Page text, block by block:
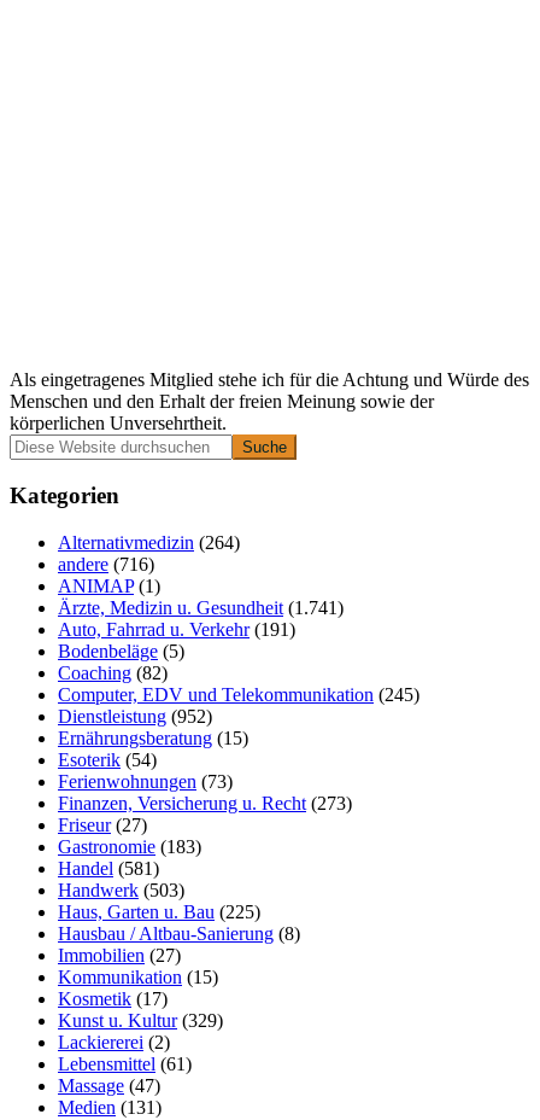
Als eingetragenes Mitglied stehe ich für die Achtung und Würde des
Menschen und den Erhalt der freien Meinung sowie der
körperlichen Unversehrtheit.
Primäre
Seitenleiste
Diese
Website
durchsuchen
Kategorien
Alternativmedizin (264)
andere (716)
ANIMAP(1)
Ärzte, Medizin u. Gesundheit (1.741)
Auto, Fahrrad u. Verkehr(191)
Bodenbeläge (5)
Coaching (82)
Computer, EDV und Telekommunikation (245)
Dienstleistung (952)
Ernährungsberatung (15)
Esoterik (54)
Ferienwohnungen (73)
Finanzen, Versicherung u. Recht (273)
Friseur(27)
Gastronomie (183)
Handel (581)
Handwerk (503)
Haus, Garten u. Bau (225)
Hausbau / Altbau-Sanierung (8)
Immobilien (27)
Kommunikation (15)
Kosmetik (17)
Kunst u. Kultur(329)
Lackiererei (2)
Lebensmittel (61)
Massage (47)
Medien (131)